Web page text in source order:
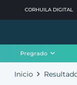
CORHUILA DIGITAL
Pregrado
Inicio